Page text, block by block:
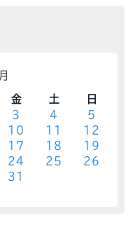
金 土
日
3 4
5
10 11
12
17 18
19
24 25
26
31